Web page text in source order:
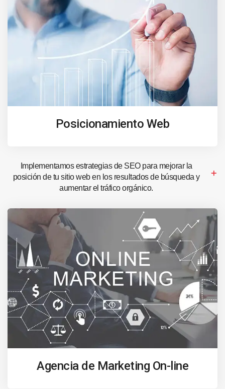
Posicionamiento Web
Implementamos estrategias de SEO para mejorar la
posición de tu sitio web en los resultados de búsqueda y
aumentar el tráfico orgánico.
Agencia de Marketing On-line